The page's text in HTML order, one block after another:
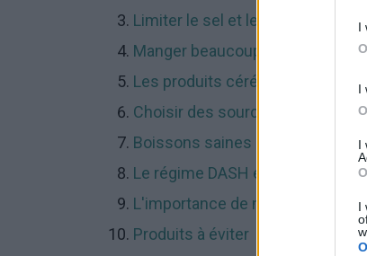
I
I
I
I
Limiter le sel et le sodium
Manger beaucoup de fruits et de
Les produits céréaliers à grains
Choisir des sources de protéines
Boissons saines pour le cœur
Le régime DASH et ses bienfaits
L'importance de maintenir un
Produits à éviter